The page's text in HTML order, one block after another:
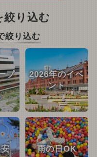
絞り込む
絞り込む
プ
2026年のイベ
ント
雨の日OK